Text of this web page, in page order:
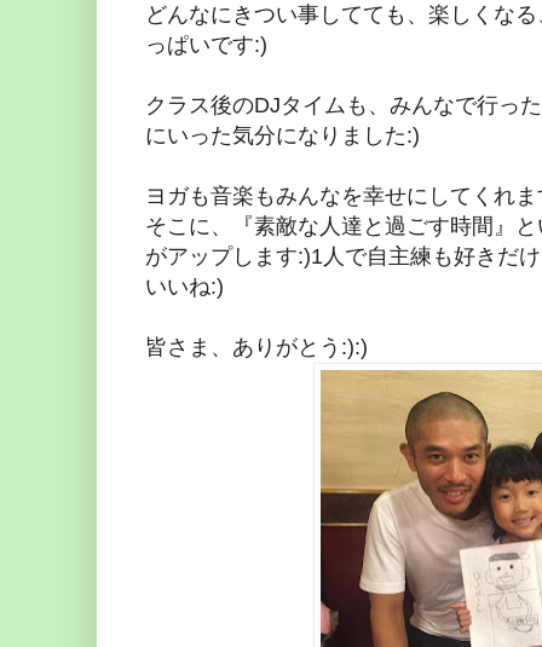
どんなにきつい事してても、楽しくな
っぱいです:)
クラス後のDJタイムも、みんなで行っ
にいった気分になりました:)
ヨガも音楽もみんなを幸せにしてくれま
そこに、『素敵な人達と過ごす時間』
がアップします:)1人で自主練も好きだ
いいね:)
皆さま、ありがとう:):)